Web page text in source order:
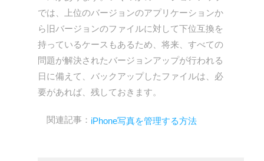
では、上位のバージョンのアプリケーションか
ら旧バージョンのファイルに対して下位互換を
持っているケースもあるため、将来、すべての
問題が解決されたバージョンアップが行われる
日に備えて、バックアップしたファイルは、必
要があれば、残しておきます。
関連記事： iPhone写真を管理する方法